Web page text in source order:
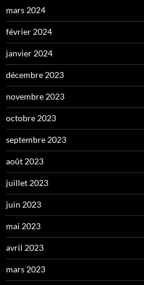
mars 2024
février 2024
janvier 2024
décembre 2023
novembre 2023
octobre 2023
septembre 2023
août 2023
juillet 2023
juin 2023
mai 2023
avril 2023
mars 2023